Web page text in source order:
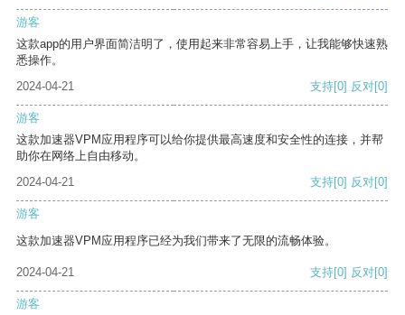
游客
这款app的用户界面简洁明了，使用起来非常容易上手，让我能够快速熟
悉操作。
2024-04-21
支持[0] 反对[0]
游客
这款加速器VPM应用程序可以给你提供最高速度和安全性的连接，并帮
助你在网络上自由移动。
2024-04-21
支持[0] 反对[0]
游客
这款加速器VPM应用程序已经为我们带来了无限的流畅体验。
2024-04-21 支持[0] 反对[0]
游客